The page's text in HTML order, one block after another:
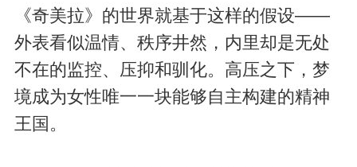
《奇美拉》的世界就基于这样的假设——
外表看似温情、秩序井然，内里却是无处
不在的监控、压抑和驯化。高压之下，梦
境成为女性唯一一块能够自主构建的精神
王国。